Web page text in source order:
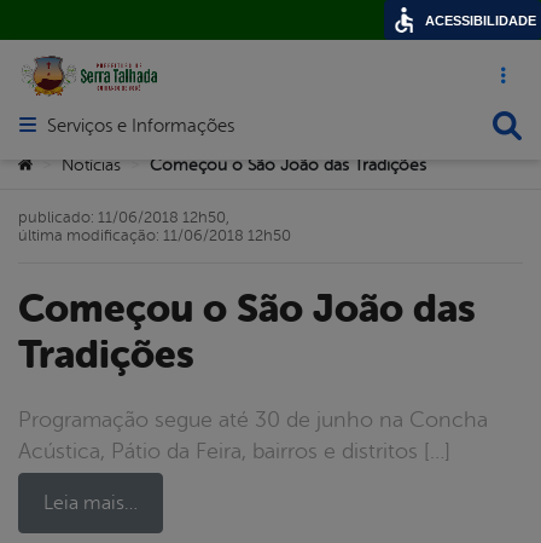
Acesso
Abrir menu principal de navegação
Serviços e Informações
Você está aqui:
Notícias Começou o São João das Tradições
Começou o São João das
Tradições
Programação segue até 30 de junho na Concha
Acústica, Pátio da Feira, bairros e distritos […]
Leia mais…
publicado: 11/06/2018 12h50,
última modificação: 11/06/2018 12h50
ACESSIBILIDADE